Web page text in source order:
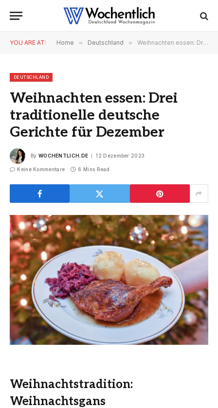
YOU ARE AT: Home » Deutschland » Weihnachten essen: Drei traditionelle deutsche Gerichte für Dezember
DEUTSCHLAND
Weihnachten essen: Drei
traditionelle deutsche
Gerichte für Dezember
By WOCHENTLICH.DE 12 Dezember 2023
Keine Kommentare 6 Mins Read
Weihnachtstradition:
Weihnachtsgans